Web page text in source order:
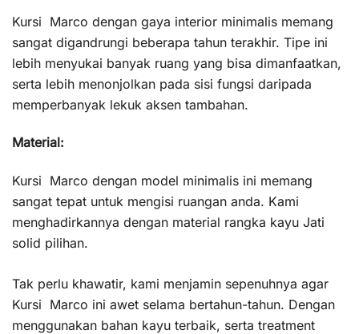
Kursi Marco dengan gaya interior minimalis memang
sangat digandrungi beberapa tahun terakhir. Tipe ini
lebih menyukai banyak ruang yang bisa dimanfaatkan,
serta lebih menonjolkan pada sisi fungsi daripada
memperbanyak lekuk aksen tambahan.
Material:
Kursi Marco dengan model minimalis ini memang
sangat tepat untuk mengisi ruangan anda. Kami
menghadirkannya dengan material rangka kayu Jati
solid pilihan.
Tak perlu khawatir, kami menjamin sepenuhnya agar
Kursi Marco ini awet selama bertahun-tahun. Dengan
menggunakan bahan kayu terbaik, serta treatment